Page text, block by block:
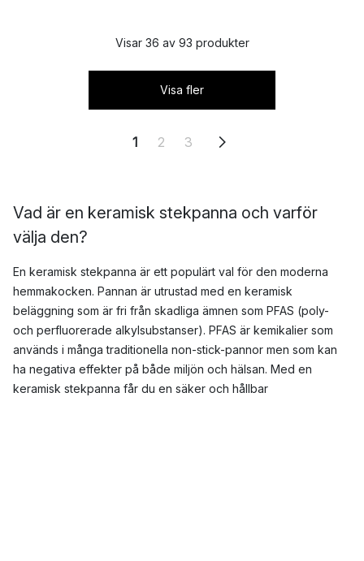
Visar 36 av 93 produkter
Visa fler
1 2 3
Vad är en keramisk stekpanna och varför
välja den?
En keramisk stekpanna är ett populärt val för den moderna
hemmakocken. Pannan är utrustad med en keramisk
beläggning som är fri från skadliga ämnen som PFAS (poly-
och perfluorerade alkylsubstanser). PFAS är kemikalier som
används i många traditionella non-stick-pannor men som kan
ha negativa effekter på både miljön och hälsan. Med en
keramisk stekpanna får du en säker och hållbar